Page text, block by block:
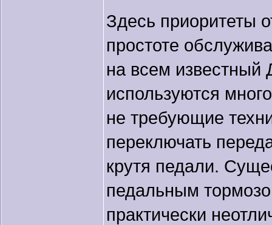
Здесь приоритеты
простоте
на всем
используются
не требующие
переключать
крутя педали.
педальным
практически